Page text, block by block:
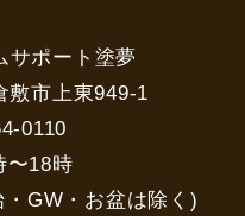
サポート塗夢
敷市上東949-1
0110
〜18時
GW・お盆は除く)